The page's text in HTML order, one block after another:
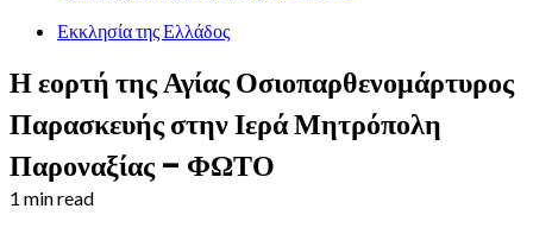
Εκκλησία της Ελλάδος
Η εορτή της Αγίας Οσιοπαρθενομάρτυρος
Παρασκευής στην Ιερά Μητρόπολη
Παροναξίας – ΦΩΤΟ
1 min read